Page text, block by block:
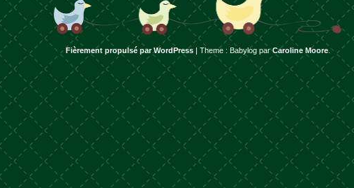
Fièrement propulsé par WordPress Theme : Babylog parCaroline Moore.